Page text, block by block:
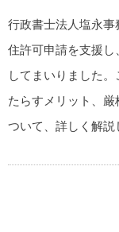
行政書士法人塩永
住許可申請を支援し
してまいりました
たらすメリット、
ついて、詳しく解説